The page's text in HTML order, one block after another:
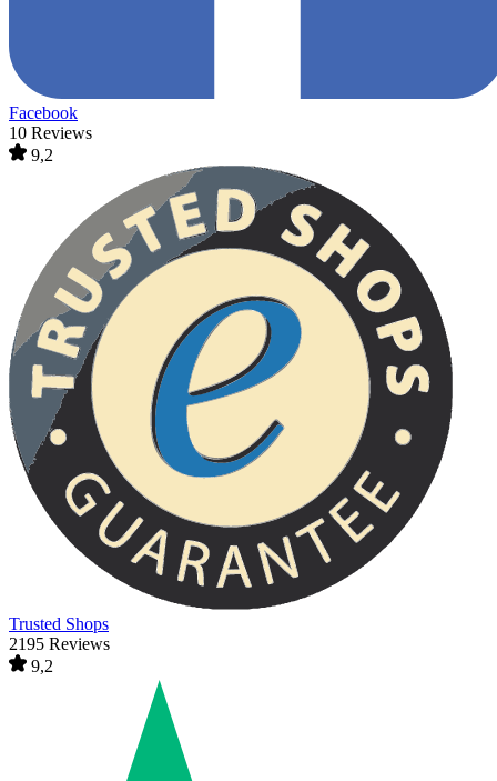
Facebook
10 Reviews
9,2
Trusted Shops
2195 Reviews
9,2